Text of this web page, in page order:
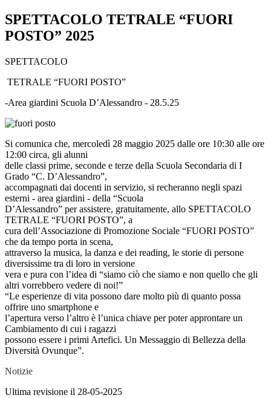
SPETTACOLO TETRALE “FUORI
POSTO” 2025
SPETTACOLO
TETRALE “FUORI POSTO”
-Area giardini Scuola D’Alessandro - 28.5.25
Si comunica che, mercoledì 28 maggio 2025 dalle ore 10:30 alle ore
12:00 circa, gli alunni
delle classi prime, seconde e terze della Scuola Secondaria di I
Grado “C. D’Alessandro”,
accompagnati dai docenti in servizio, si recheranno negli spazi
esterni - area giardini - della “Scuola
D’Alessandro” per assistere, gratuitamente, allo SPETTACOLO
TETRALE “FUORI POSTO”, a
cura dell’Associazione di Promozione Sociale “FUORI POSTO”
che da tempo porta in scena,
attraverso la musica, la danza e dei reading, le storie di persone
diversissime tra di loro in versione
vera e pura con l’idea di “siamo ciò che siamo e non quello che gli
altri vorrebbero vedere di noi!”
“Le esperienze di vita possono dare molto più di quanto possa
offrire uno smartphone e
l’apertura verso l’altro è l’unica chiave per poter approntare un
Cambiamento di cui i ragazzi
possono essere i primi Artefici. Un Messaggio di Bellezza della
Diversità Ovunque”.
Notizie
Ultima revisione il 28-05-2025